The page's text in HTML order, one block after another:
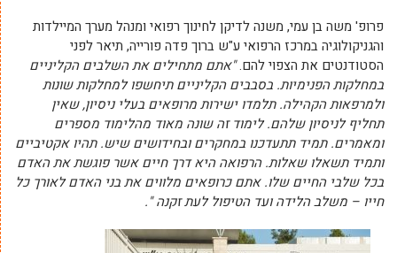
פרופ' משה בן עמי, משנה לדיקן לחינוך רפואי ומנהל מערך המיילדות
והגניקולוגיה במרכז הרפואי ע"ש ברוך פדה פורייה, תיאר לפני
הסטודנטים את הצפוי להם."אתם מתחילים את השלבים הקליניים
במחלקות הפנימיות. בסבבים הקליניים תיחשפו למחלקות שונות
ולמרפאות הקהילה. תלמדו ישירות מרופאים בעלי ניסיון, שאין
תחליף לניסיון שלהם. לימוד זה שונה מאוד מהלימוד מספרים
ומאמרים. תמיד תתעדכנו במחקרים ובחידושים שיש. תהיו אקטיביים
ותמיד תשאלו שאלות. הרפואה היא דרך חיים אשר פוגשת את האדם
בכל שלבי החיים שלו. אתם כרופאים מלווים את בני האדם לאורך כל
חייו – משלב הלידה ועד הטיפול לעת זקנה".